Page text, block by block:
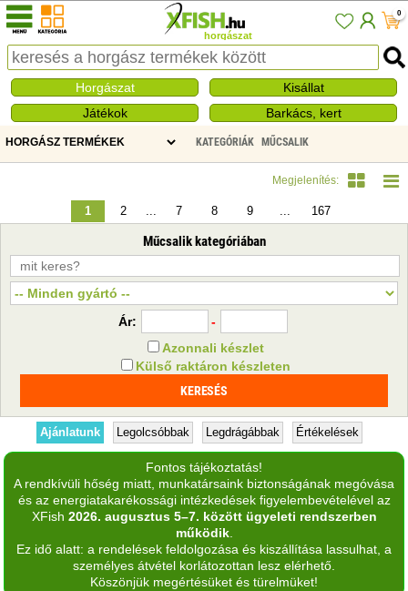
horgászat
0
Horgászat
Kisállat
Játékok
Barkács, kert
KATEGÓRIÁK MŰCSALIK
Megjelenítés:
1 2 ... 7 8 9 ... 167
Műcsalik kategóriában
Ár:
-
Azonnali készlet
Külső raktáron készleten
Ajánlatunk Legolcsóbbak Legdrágábbak Értékelések
Fontos tájékoztatás!
A rendkívüli hőség miatt, munkatársaink biztonságának megóvása
és az energiatakarékossági intézkedések figyelembevételével az
XFish 2026. augusztus 5–7. között ügyeleti rendszerben
működik.
Ez idő alatt: a rendelések feldolgozása és kiszállítása lassulhat, a
személyes átvétel korlátozottan lesz elérhető.
Köszönjük megértésüket és türelmüket!